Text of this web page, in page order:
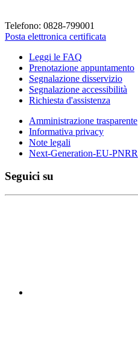
Telefono: 0828-799001
Posta elettronica certificata
Leggi le FAQ
Prenotazione appuntamento
Segnalazione disservizio
Segnalazione accessibilità
Richiesta d'assistenza
Amministrazione trasparente
Informativa privacy
Note legali
Next-Generation-EU-PNRR
Seguici su